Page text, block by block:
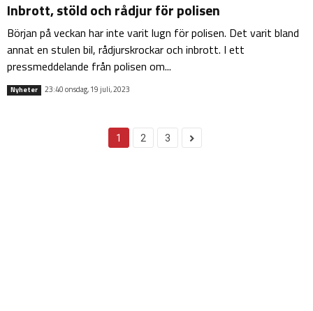
Inbrott, stöld och rådjur för polisen
Början på veckan har inte varit lugn för polisen. Det varit bland
annat en stulen bil, rådjurskrockar och inbrott. I ett
pressmeddelande från polisen om...
Nyheter 23:40 onsdag, 19 juli, 2023
1 2 3